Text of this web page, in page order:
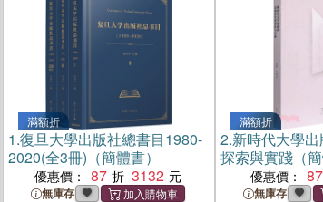
滿額折
1.復旦大學出版社總書目1980-
2020(全3冊)（簡體書）
優惠價： 87 3132
無庫存
滿額折
2.新時代大學
探索與實踐（簡
優惠價： 87
無庫存